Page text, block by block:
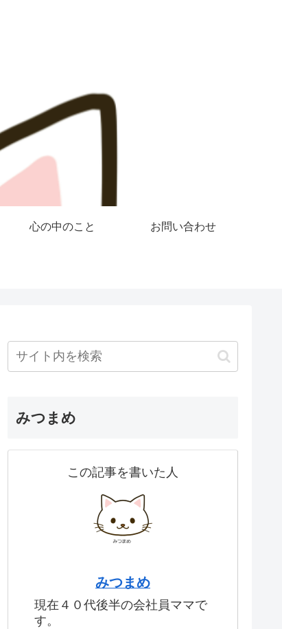
心の中のこと お問い合わせ
みつまめ
この記事を書いた人
みつまめ
現在４０代後半の会社員ママで
す。